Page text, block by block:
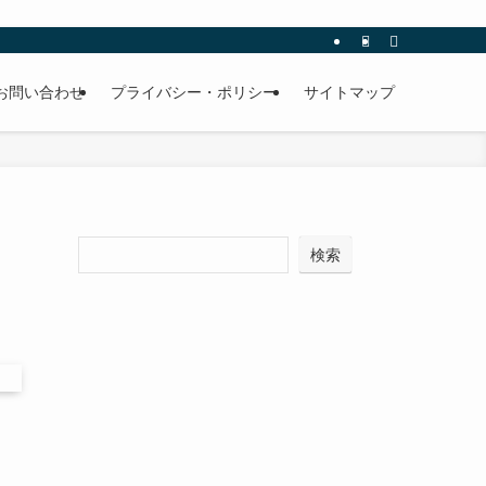
問い合わせ プライバシー・ポリシー サイトマップ
検索